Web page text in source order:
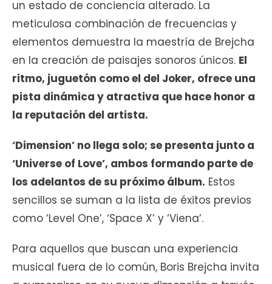
un estado de conciencia alterado. La
meticulosa combinación de frecuencias y
elementos demuestra la maestría de Brejcha
en la creación de paisajes sonoros únicos. El
ritmo, juguetón como el del Joker, ofrece una
pista dinámica y atractiva que hace honor a
la reputación del artista.
‘Dimension’ no llega solo; se presenta junto a
‘Universe of Love’, ambos formando parte de
los adelantos de su próximo álbum. Estos
sencillos se suman a la lista de éxitos previos
como ‘Level One’, ‘Space X’ y ‘Viena’.
Para aquellos que buscan una experiencia
musical fuera de lo común, Boris Brejcha invita